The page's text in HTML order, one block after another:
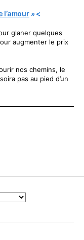
l’amour» <
glaner quelques
augmenter le prix
nos chemins, le
pas au pied d’un